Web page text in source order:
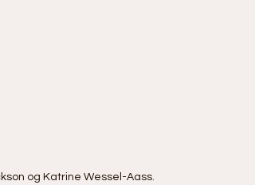
og Katrine Wessel-Aass.